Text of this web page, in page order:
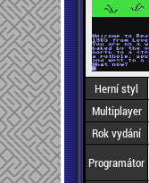
Herní styl
Multiplayer
Rok vydání
Programátor